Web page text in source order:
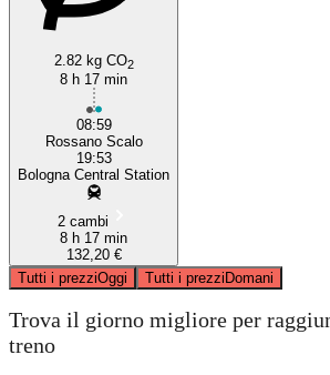
2.82 kg CO2
8 h 17 min
08:59
Rossano Scalo
19:53
Bologna Central Station
2 cambi
8 h 17 min
132,20 €
Tutti i prezziOggi Tutti i prezziDomani
Trova il giorno migliore per
treno